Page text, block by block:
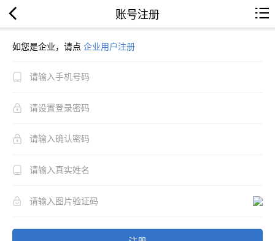
账号注册
如您是企业，请点 企业用户注册